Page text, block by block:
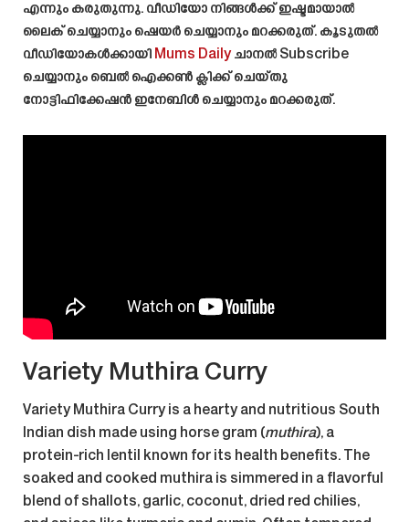
എന്നും കരുതുന്നു. വീഡിയോ നിങ്ങൾക്ക് ഇഷ്ടമായാൽ
ലൈക്‌ ചെയ്യാനും ഷെയർ ചെയ്യാനും മറക്കരുത്. കൂടുതല്‍
വീഡിയോകള്‍ക്കായി Mums Dailyചാനല്‍ Subscribe
ചെയ്യാനും ബെൽ ഐക്കൺ ക്ലിക്ക് ചെയ്തു
നോട്ടിഫിക്കേഷൻ ഇനേബിൾ ചെയ്യാനും മറക്കരുത്.
Variety Muthira Curry
Variety Muthira Curryis a hearty and nutritious South
Indian dish made using horse gram (muthira), a
protein-rich lentil known for its health benefits. The
soaked and cooked muthira is simmered in a flavorful
blend of shallots, garlic, coconut, dried red chilies,